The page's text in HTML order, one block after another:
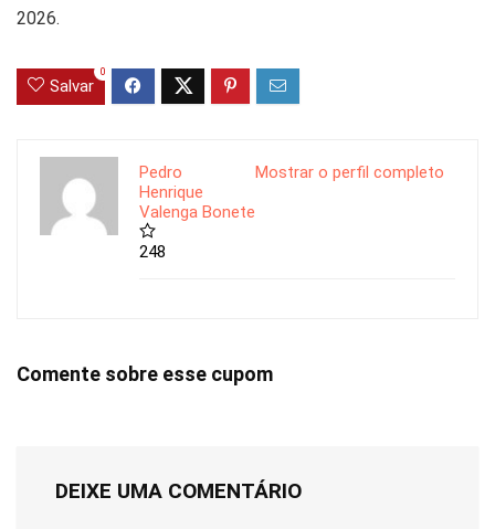
2026.
Salvar
0
Mostrar o perfil completo
Pedro
Henrique
Valenga Bonete
248
Comente sobre esse cupom
DEIXE UMA COMENTÁRIO